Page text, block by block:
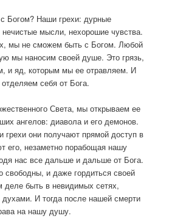
Богом? Наши грехи: дурные
мысли, нехорошие чувства.
мы не сможем быть с Богом. Любой
мы наносим своей душе. Это грязь,
и яд, которым мы ее отравляем. И
себя от Бога.
Света, мы открываем ее
ангелов: диавола и его демонов.
они получают прямой доступ в
его, незаметно порабощая нашу
нас все дальше и дальше от Бога.
и даже гордиться своей
деле быть в невидимых сетях,
И тогда после нашей смерти
на нашу душу.